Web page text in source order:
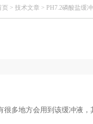
页 > 技术文章 > PH7.2磷酸盐缓
很多地方会用到该缓冲液，